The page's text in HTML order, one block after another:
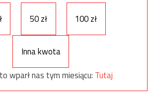
50 zł 100 zł
Inna kwota
wparł nas tym miesiącu: Tutaj